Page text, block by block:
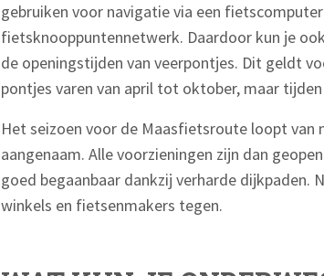
gebruiken voor navigatie via een
fietsknooppuntennetwerk. Daardoor kun je
de openingstijden van veerpontjes. Dit geldt
pontjes varen van april tot oktober, maar tijden
Het seizoen voor de Maasfietsroute loopt
aangenaam. Alle voorzieningen zijn dan
goed begaanbaar dankzij verharde dijkpaden.
winkels en fietsenmakers tegen.